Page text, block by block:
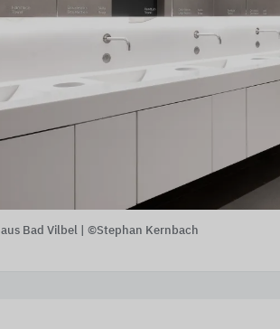
Bad Vilbel | ©Stephan Kernbach